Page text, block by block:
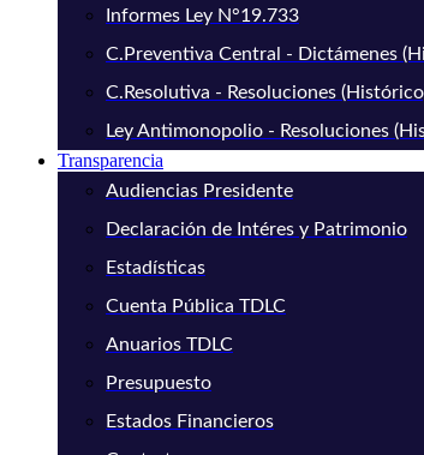
Informes Ley N°19.733
C.Preventiva Central - Dictámenes
C.Resolutiva - Resoluciones
Ley Antimonopolio - Resoluciones
Transparencia
Audiencias Presidente
Declaración de Intéres y Patrimonio
Estadísticas
Cuenta Pública TDLC
Anuarios TDLC
Presupuesto
Estados Financieros